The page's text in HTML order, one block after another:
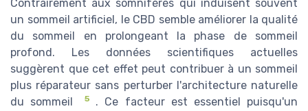
Contrairement aux somnifères qui induisent souvent
un sommeil artificiel, le CBD semble améliorer la qualité
du sommeil en prolongeant la phase de sommeil
profond. Les données scientifiques actuelles
suggèrent que cet effet peut contribuer à un sommeil
plus réparateur sans perturber l'architecture naturelle
du sommeil
5
. Ce facteur est essentiel puisqu'un